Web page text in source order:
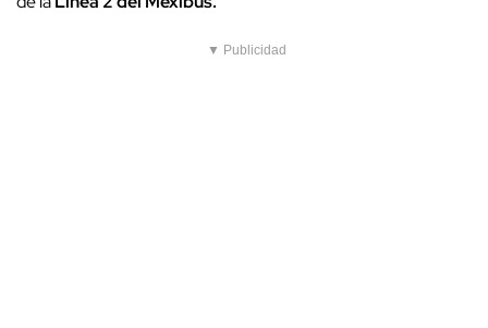
▼ Publicidad